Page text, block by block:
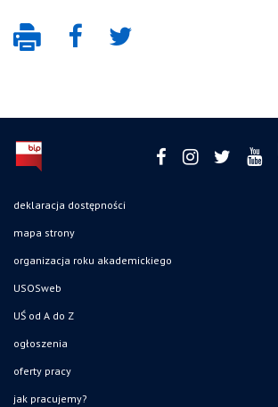
deklaracja dostępności
mapa strony
organizacja roku akademickiego
USOSweb
UŚ od A do Z
ogłoszenia
oferty pracy
jak pracujemy?